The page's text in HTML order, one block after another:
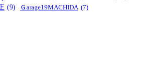
(9) Ｇarage19MACHIDA (7)